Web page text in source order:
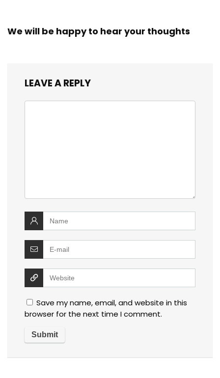
We will be happy to hear your thoughts
LEAVE A REPLY
Save my name, email, and website in this
browser for the next time I comment.